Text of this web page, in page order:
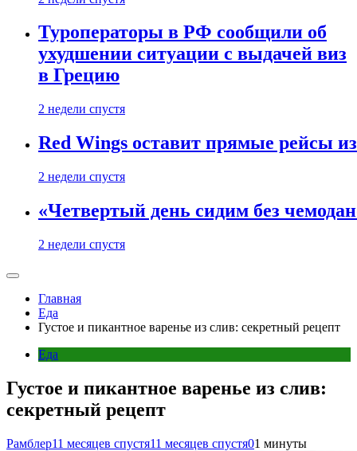
Туроператоры в РФ сообщили об
ухудшении ситуации с выдачей виз
в Грецию
2 недели спустя
Red Wings оставит прямые рейсы
2 недели спустя
«Четвертый день сидим без
2 недели спустя
Главная
Еда
Густое и пикантное варенье из слив: секретный рецепт
Еда
Густое и пикантное варенье из слив:
секретный рецепт
Рамблер11 месяцев спустя11 месяцев спустя01 минуты